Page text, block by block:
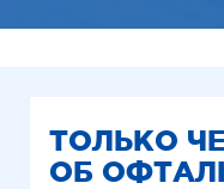
ТОЛЬКО
ОБ